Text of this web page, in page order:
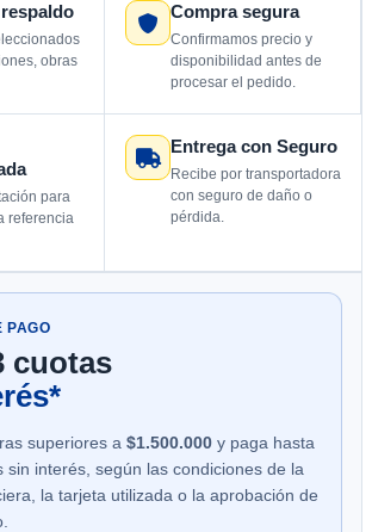
obras
Compra segura
Confirmamos precio y
disponibilidad antes de
procesar el pedido.
para
referencia
Entrega con Seguro
Recibe por transportadora
con seguro de daño o
pérdida.
PAGO
cuotas
superiores a $1.500.000 y paga hasta
sin interés, según las condiciones de la
la tarjeta utilizada o la aprobación de